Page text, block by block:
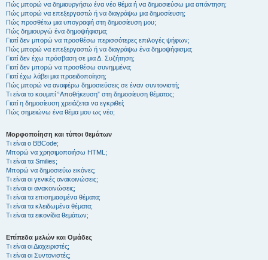
Πώς μπορώ να δημιουργήσω ένα νέο θέμα ή να δημοσιεύσω μια απάντηση;
Πώς μπορώ να επεξεργαστώ ή να διαγράψω μια δημοσίευση;
Πώς προσθέτω μια υπογραφή στη δημοσίευση μου;
Πώς δημιουργώ ένα δημοψήφισμα;
Γιατί δεν μπορώ να προσθέσω περισσότερες επιλογές ψήφων;
Πώς μπορώ να επεξεργαστώ ή να διαγράψω ένα δημοψήφισμα;
Γιατί δεν έχω πρόσβαση σε μια Δ. Συζήτηση;
Γιατί δεν μπορώ να προσθέσω συνημμένα;
Γιατί έχω λάβει μια προειδοποίηση;
Πώς μπορώ να αναφέρω δημοσιεύσεις σε έναν συντονιστή;
Τι είναι το κουμπί “Αποθήκευση” στη δημοσίευση θέματος;
Γιατί η δημοσίευση χρειάζεται να εγκριθεί;
Πώς σημειώνω ένα θέμα μου ως νέο;
Μορφοποίηση και τύποι θεμάτων
Τι είναι ο BBCode;
Μπορώ να χρησιμοποιήσω HTML;
Τι είναι τα Smilies;
Μπορώ να δημοσιεύω εικόνες;
Τι είναι οι γενικές ανακοινώσεις;
Τι είναι οι ανακοινώσεις;
Τι είναι τα επισημασμένα θέματα;
Τι είναι τα κλειδωμένα θέματα;
Τι είναι τα εικονίδια θεμάτων;
Επίπεδα μελών και Ομάδες
Τι είναι οι Διαχειριστές;
Τι είναι οι Συντονιστές;